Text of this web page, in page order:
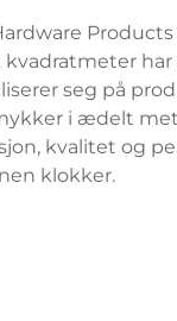
Products
seg på
i ædelt
kvalitet og
klokker.